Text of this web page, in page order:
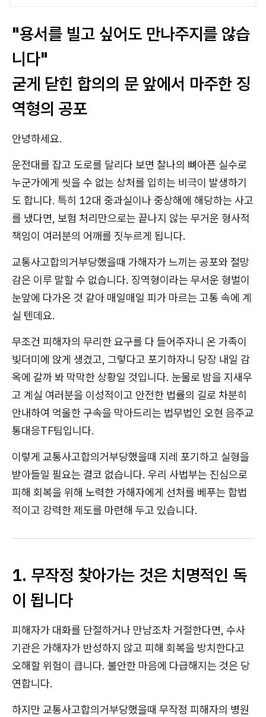
"용서를 빌고 싶어도 만나주지를 않습
니다"
굳게 닫힌 합의의 문 앞에서 마주한 징
역형의 공포
안녕하세요.
운전대를 잡고 도로를 달리다 보면 찰나의 뼈아픈 실수로
누군가에게 씻을 수 없는 상처를 입히는 비극이 발생하기
도 합니다. 특히 12대 중과실이나 중상해에 해당하는 사고
를 냈다면, 보험 처리만으로는 끝나지 않는 무거운 형사적
책임이 여러분의 어깨를 짓누르게 됩니다.
교통사고합의거부당했을때 가해자가 느끼는 공포와 절망
감은 이루 말할 수 없습니다. 징역형이라는 무서운 형벌이
눈앞에 다가온 것 같아 매일매일 피가 마르는 고통 속에 계
실 텐데요.
무조건 피해자의 무리한 요구를 다 들어주자니 온 가족이
빚더미에 앉게 생겼고, 그렇다고 포기하자니 당장 내일 감
옥에 갈까 봐 막막한 상황일 것입니다. 눈물로 밤을 지새우
고 계실 여러분을 이성적이고 안전한 법률의 길로 차분히
안내하여 억울한 구속을 막아드리는 법무법인 오현 음주교
통대응TF팀입니다.
이렇게 교통사고합의거부당했을때 지레 포기하고 실형을
받아들일 필요는 결코 없습니다. 우리 사법부는 진심으로
피해 회복을 위해 노력한 가해자에게 선처를 베푸는 합법
적이고 강력한 제도를 마련해 두고 있습니다.
1. 무작정 찾아가는 것은 치명적인 독
이 됩니다
피해자가 대화를 단절하거나 만남조차 거절한다면, 수사
기관은 가해자가 반성하지 않고 피해 회복을 방치한다고
오해할 위험이 큽니다. 불안한 마음에 다급해지는 것은 당
연합니다.
하지만 교통사고합의거부당했을때 무작정 피해자의 병원